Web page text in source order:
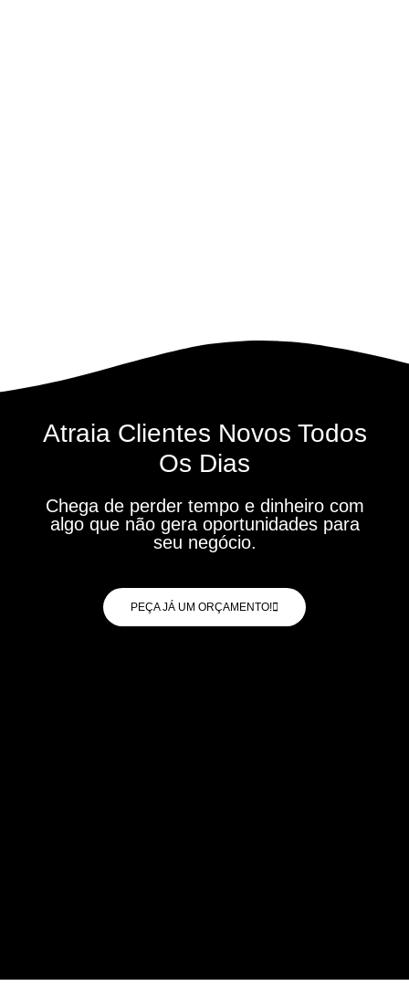
Atraia Clientes Novos Todos
Os Dias
Chega de perder tempo e dinheiro com
algo que não gera oportunidades para
seu negócio.
PEÇA JÁ UM ORÇAMENTO!